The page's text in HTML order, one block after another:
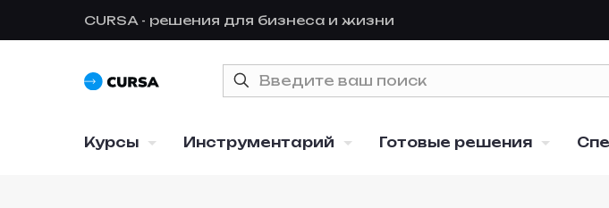
CURSA - решения для бизнеса и жизни
Курсы Инструментарий Готовые решения